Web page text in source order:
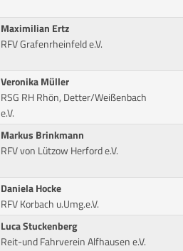
Maximilian Ertz
RFV Grafenrheinfeld e.V.
Veronika Müller
RSG RH Rhön, Detter/Weißenbach
e.V.
Markus Brinkmann
RFV von Lützow Herford e.V.
Daniela Hocke
RFV Korbach u.Umg.e.V.
Luca Stuckenberg
Reit-und Fahrverein Alfhausen e.V.